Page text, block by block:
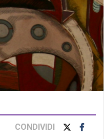
CONDIVIDI